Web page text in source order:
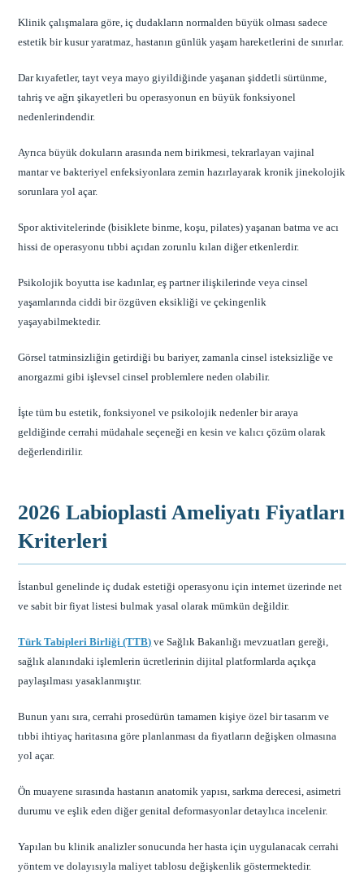
Klinik çalışmalara göre, iç dudakların normalden büyük olması sadece
estetik bir kusur yaratmaz, hastanın günlük yaşam hareketlerini de sınırlar.
Dar kıyafetler, tayt veya mayo giyildiğinde yaşanan şiddetli sürtünme,
tahriş ve ağrı şikayetleri bu operasyonun en büyük fonksiyonel
nedenlerindendir.
Ayrıca büyük dokuların arasında nem birikmesi, tekrarlayan vajinal
mantar ve bakteriyel enfeksiyonlara zemin hazırlayarak kronik jinekolojik
sorunlara yol açar.
Spor aktivitelerinde (bisiklete binme, koşu, pilates) yaşanan batma ve acı
hissi de operasyonu tıbbi açıdan zorunlu kılan diğer etkenlerdir.
Psikolojik boyutta ise kadınlar, eş partner ilişkilerinde veya cinsel
yaşamlarında ciddi bir özgüven eksikliği ve çekingenlik
yaşayabilmektedir.
Görsel tatminsizliğin getirdiği bu bariyer, zamanla cinsel isteksizliğe ve
anorgazmi gibi işlevsel cinsel problemlere neden olabilir.
İşte tüm bu estetik, fonksiyonel ve psikolojik nedenler bir araya
geldiğinde cerrahi müdahale seçeneği en kesin ve kalıcı çözüm olarak
değerlendirilir.
2026 Labioplasti Ameliyatı Fiyatları
Kriterleri
İstanbul genelinde iç dudak estetiği operasyonu için internet üzerinde net
ve sabit bir fiyat listesi bulmak yasal olarak mümkün değildir.
Türk Tabipleri Birliği (TTB) ve Sağlık Bakanlığı mevzuatları gereği,
sağlık alanındaki işlemlerin ücretlerinin dijital platformlarda açıkça
paylaşılması yasaklanmıştır.
Bunun yanı sıra, cerrahi prosedürün tamamen kişiye özel bir tasarım ve
tıbbi ihtiyaç haritasına göre planlanması da fiyatların değişken olmasına
yol açar.
Ön muayene sırasında hastanın anatomik yapısı, sarkma derecesi, asimetri
durumu ve eşlik eden diğer genital deformasyonlar detaylıca incelenir.
Yapılan bu klinik analizler sonucunda her hasta için uygulanacak cerrahi
yöntem ve dolayısıyla maliyet tablosu değişkenlik göstermektedir.